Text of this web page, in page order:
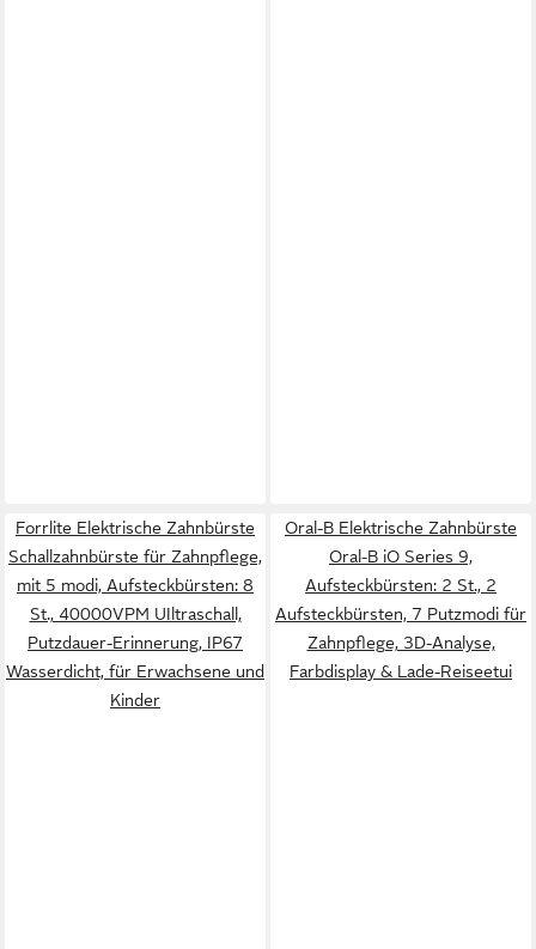
Forrlite Elektrische Zahnbürste
Schallzahnbürste für Zahnpflege,
mit 5 modi, Aufsteckbürsten: 8
St., 40000VPM UIltraschall,
Putzdauer-Erinnerung, IP67
Wasserdicht, für Erwachsene und
Kinder
Oral-B Elektrische Zahnbürste
Oral-B iO Series 9,
Aufsteckbürsten: 2 St., 2
Aufsteckbürsten, 7 Putzmodi für
Zahnpflege, 3D-Analyse,
Farbdisplay & Lade-Reiseetui